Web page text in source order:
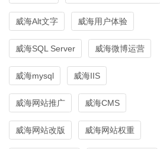
威海Alt文字 威海用户体验
威海SQL Server 威海微博运营
威海mysql 威海IIS
威海网站推广 威海CMS
威海网站改版 威海网站权重